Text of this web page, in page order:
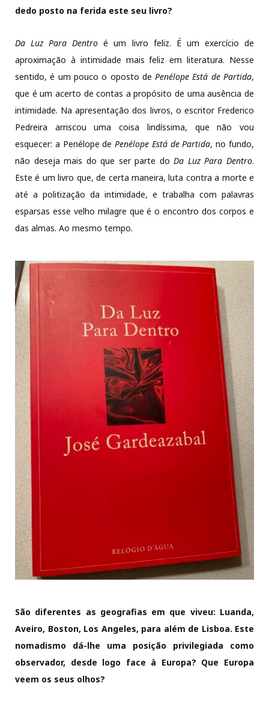
dedo posto na ferida este seu livro?
Da Luz Para Dentro é um livro feliz. É um exercício de
aproximação à intimidade mais feliz em literatura. Nesse
sentido, é um pouco o oposto dePenélope Está de Partida,
que é um acerto de contas a propósito de uma ausência de
intimidade. Na apresentação dos livros, o escritor Frederico
Pedreira arriscou uma coisa lindíssima, que não vou
esquecer: a Penélope dePenélope Está de Partida, no fundo,
não deseja mais do que ser parte doDa Luz Para Dentro.
Este é um livro que, de certa maneira, luta contra a morte e
até a politização da intimidade, e trabalha com palavras
esparsas esse velho milagre que é o encontro dos corpos e
das almas. Ao mesmo tempo.
São diferentes as geografias em que viveu: Luanda,
Aveiro, Boston, Los Angeles, para além de Lisboa. Este
nomadismo dá-lhe uma posição privilegiada como
observador, desde logo face à Europa? Que Europa
veem os seus olhos?